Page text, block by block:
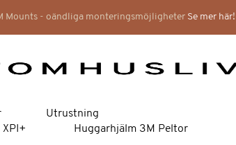
Mounts - oändliga monteringsmöjligheter Se mer här!
Utrustning
Huggarhjälm 3M Peltor